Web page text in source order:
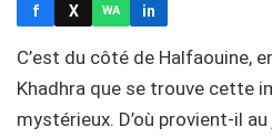
f X WA in
C’est du côté de Halfaouine,
Khadhra que se trouve cette
mystérieux. D’où provient-il